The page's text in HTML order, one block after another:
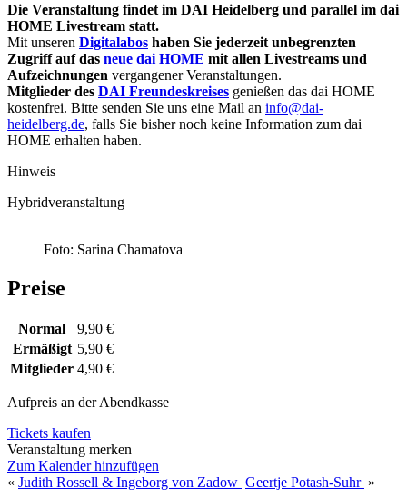
Die Veranstaltung findet im DAI Heidelberg und parallel im dai
HOME Livestream statt.
Mit unseren Digitalabos haben Sie jederzeit unbegrenzten
Zugriff auf das neue dai HOME mit allen Livestreams und
Aufzeichnungen vergangener Veranstaltungen.
Mitglieder des DAI Freundeskreises genießen das dai HOME
kostenfrei. Bitte senden Sie uns eine Mail an info@dai-
heidelberg.de, falls Sie bisher noch keine Information zum dai
HOME erhalten haben.
Hinweis
Hybridveranstaltung
Foto: Sarina Chamatova
Preise
Normal
9,90 €
Ermäßigt 5,90 €
Mitglieder 4,90 €
Aufpreis an der Abendkasse
Tickets kaufen
Veranstaltung merken
Zum Kalender hinzufügen
« Judith Rossell & Ingeborg von Zadow Geertje Potash-Suhr »